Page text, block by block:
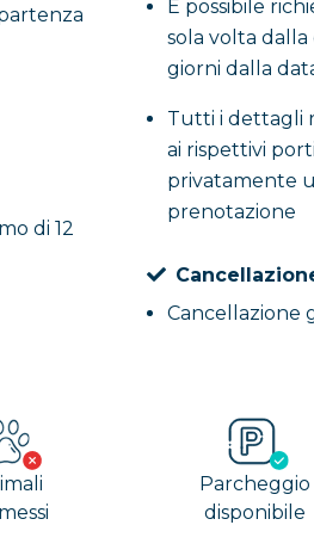
di 12
È possibile
sola volta
giorni dalla
Tutti i dettagli
ai rispettivi
privatamente
prenotazione
Cancellazione
Parcheggio
disponibile